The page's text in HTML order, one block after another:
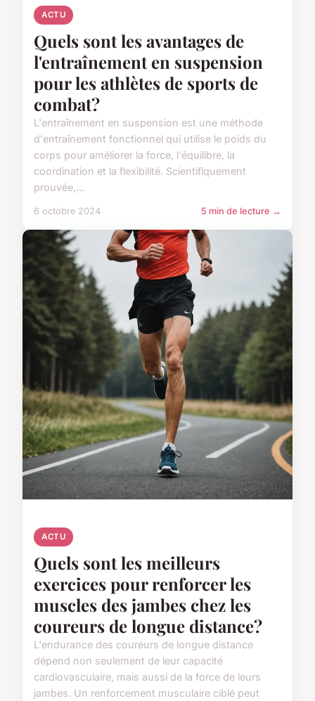
ACTU
Quels sont les avantages de
l'entraînement en suspension
pour les athlètes de sports de
combat?
L'entraînement en suspension est une méthode
d'entraînement fonctionnel qui utilise le poids du
corps pour améliorer la force, l'équilibre, la
coordination et la flexibilité. Scientifiquement
prouvée,...
6 octobre 2024 5 min de lecture →
ACTU
Quels sont les meilleurs
exercices pour renforcer les
muscles des jambes chez les
coureurs de longue distance?
L'endurance des coureurs de longue distance
dépend non seulement de leur capacité
cardiovasculaire, mais aussi de la force de leurs
jambes. Un renforcement musculaire ciblé peut